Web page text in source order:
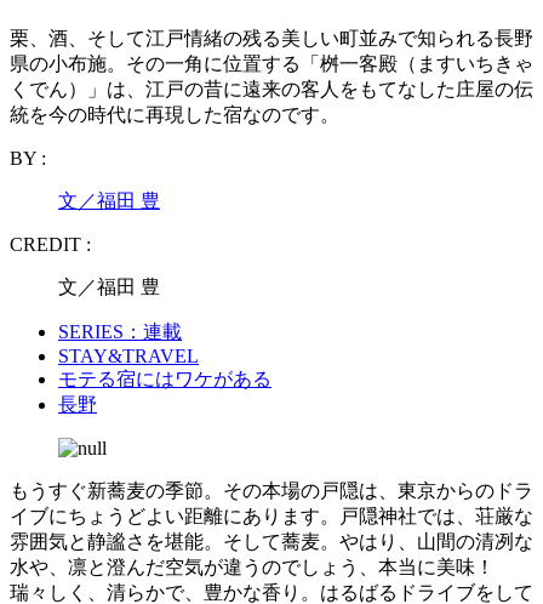
栗、酒、そして江戸情緒の残る美しい町並みで知られる長野
県の小布施。その一角に位置する「桝一客殿（ますいちきゃ
くでん）」は、江戸の昔に遠来の客人をもてなした庄屋の伝
統を今の時代に再現した宿なのです。
BY :
文／福田 豊
CREDIT :
文／福田 豊
SERIES：連載
STAY&TRAVEL
モテる宿にはワケがある
長野
もうすぐ新蕎麦の季節。その本場の戸隠は、東京からのドラ
イブにちょうどよい距離にあります。戸隠神社では、荘厳な
雰囲気と静謐さを堪能。そして蕎麦。やはり、山間の清冽な
水や、凛と澄んだ空気が違うのでしょう、本当に美味！
瑞々しく、清らかで、豊かな香り。はるばるドライブをして